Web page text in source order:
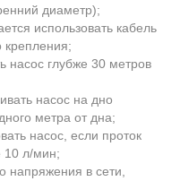
диаметр);
использовать кабель
крепления;
насос глубже 30 метров
насос на дно
метра от дна;
насос, если проток
10 л/мин;
напряжения в сети,